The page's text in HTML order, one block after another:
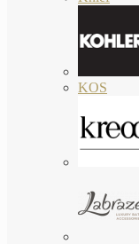
KOS